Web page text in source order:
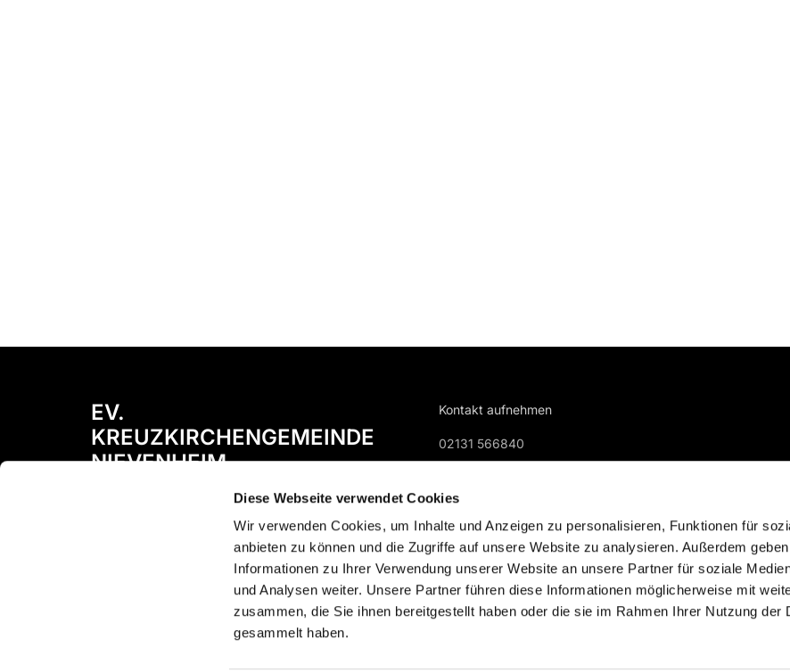
Diese Webseite verwendet Cookies
Wir verwenden Cookies, um Inhalte und Anzeigen zu personalisieren, Funktionen für
anbieten zu können und die Zugriffe auf unsere Website zu analysieren. Außerdem
Informationen zu Ihrer Verwendung unserer Website an unsere Partner für soziale
und Analysen weiter. Unsere Partner führen diese Informationen möglicherweise mit
zusammen, die Sie ihnen bereitgestellt haben oder die sie im Rahmen Ihrer Nutzung der
gesammelt haben.
EV.
KREUZKIRCHENGEMEINDE
NIEVENHEIM
Kontakt aufnehmen
02131 566840
Impressum Datenschutzerklärung ChurchDesk-